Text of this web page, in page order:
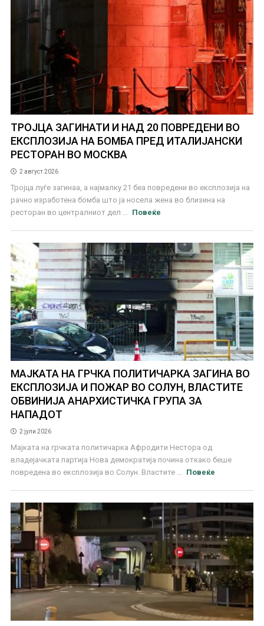
ТРОЈЦА ЗАГИНАТИ И НАД 20 ПОВРЕДЕНИ ВО
ЕКСПЛОЗИЈА НА БОМБА ПРЕД ИТАЛИЈАНСКИ
РЕСТОРАН ВО МОСКВА
2 август 2026
Тројца луѓе загинаа, а најмалку 21 беа повредени во експлозија на
рачно изработена бомба што ја носела жена во близина на
ресторан во централниот дел ...
Повеќе
МАЈКАТА НА ГРЧКА ПОЛИТИЧАРКА ЗАГИНА ВО
ЕКСПЛОЗИЈА И ПОЖАР ВО СОЛУН, ВЛАСТИТЕ
ОБВИНИЈА АНАРХИСТИЧКА ГРУПА ЗА
НАПАДОТ
2 јули 2026
Мајката на грчката политичарка Афродити Нестора од
владејачката партија Нова демократија почина откако беше
повредена во експлозија во Солун. Властите ...
Повеќе